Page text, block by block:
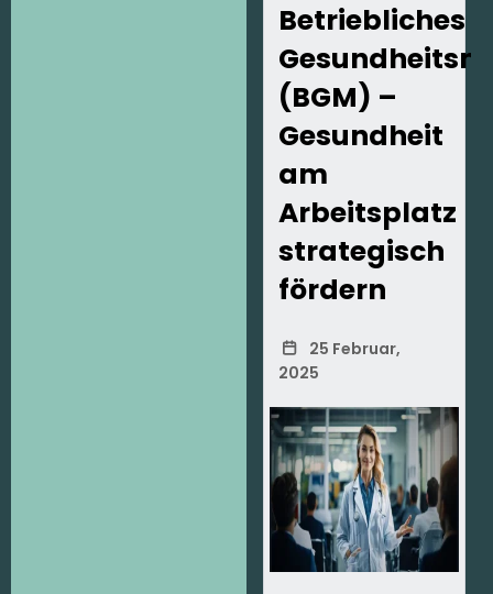
Betriebliches
(BGM) –
Gesundheit
am
Arbeitsplatz
strategisch
fördern
25 Februar,
2025